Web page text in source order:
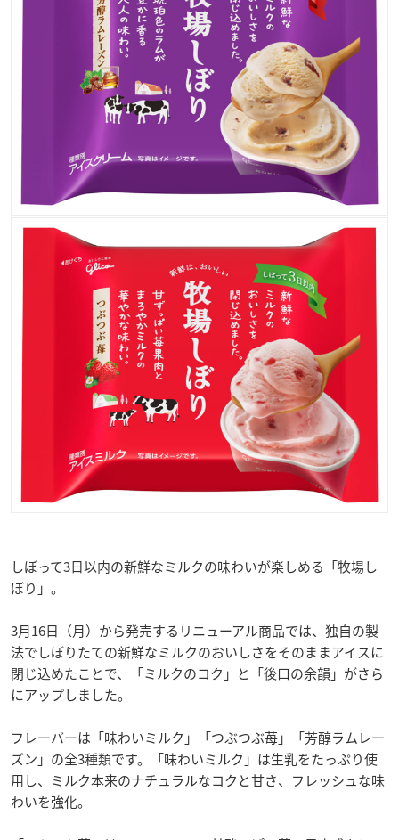
しぼって3日以内の新鮮なミルクの味わいが楽しめる「牧場し
ぼり」。
3月16日（月）から発売するリニューアル商品では、独自の製
法でしぼりたての新鮮なミルクのおいしさをそのままアイスに
閉じ込めたことで、「ミルクのコク」と「後口の余韻」がさら
にアップしました。
フレーバーは「味わいミルク」「つぶつぶ苺」「芳醇ラムレー
ズン」の全3種類です。「味わいミルク」は生乳をたっぷり使
用し、ミルク本来のナチュラルなコクと甘さ、フレッシュな味
わいを強化。